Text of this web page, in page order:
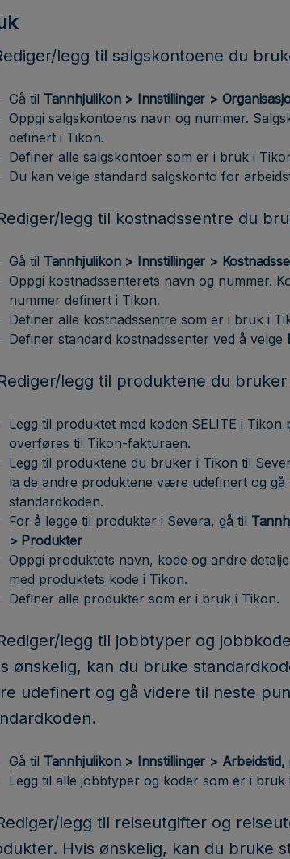
legg til salgskontoene du
Gå til Tannhjulikon > Innstillinger >
Oppgi salgskontoens navn og nummer.
definert i Tikon.
Definer alle salgskontoer som er i bruk i
Du kan velge standard salgskonto for
legg til kostnadssentre du
Gå til Tannhjulikon > Innstillinger >
Oppgi kostnadssenterets navn og nummer.
nummer definert i Tikon.
Definer alle kostnadssentre som er i bruk i
Definer standard kostnadssenter ved å velge
legg til produktene du
Legg til produktet med koden SELITE i
overføres til Tikon-fakturaen.
Legg til produktene du bruker i Tikon til
la de andre produktene være udefinert og
standardkoden.
For å legge til produkter i Severa, gå til
> Produkter
Oppgi produktets navn, kode og andre
med produktets kode i Tikon.
Definer alle produkter som er i bruk i Tikon.
legg til jobbtyper og
ønskelig, kan du bruke
udefinert og gå videre til neste
Gå til Tannhjulikon > Innstillinger >
Legg til alle jobbtyper og koder som er i
legg til reiseutgifter og
Hvis ønskelig, kan du bruke